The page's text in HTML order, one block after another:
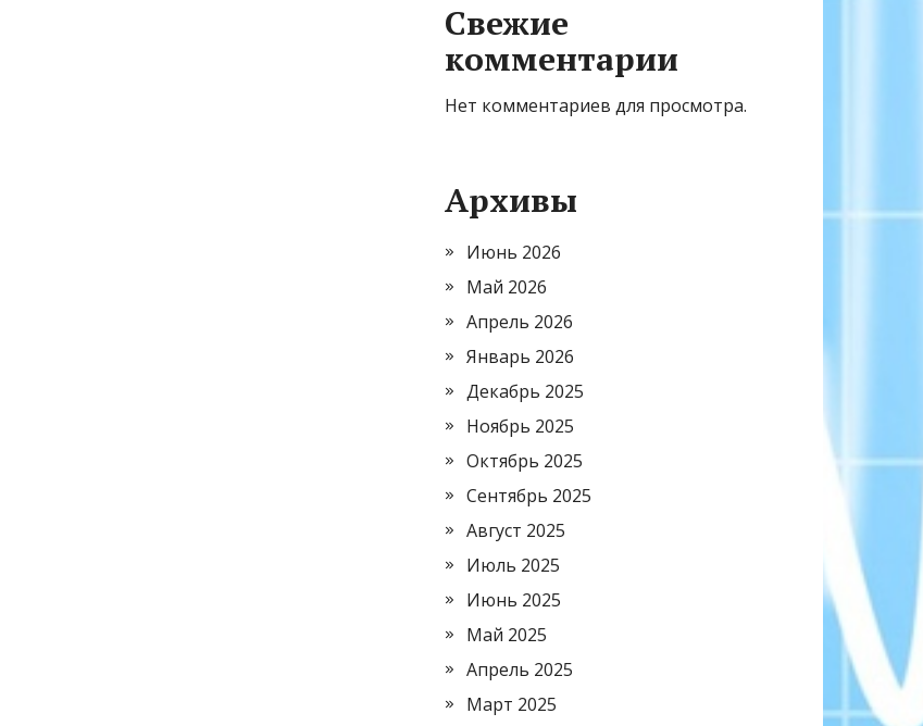
Свежие
комментарии
Нет комментариев для просмотра.
Архивы
Июнь 2026
Май 2026
Апрель 2026
Январь 2026
Декабрь 2025
Ноябрь 2025
Октябрь 2025
Сентябрь 2025
Август 2025
Июль 2025
Июнь 2025
Май 2025
Апрель 2025
Март 2025